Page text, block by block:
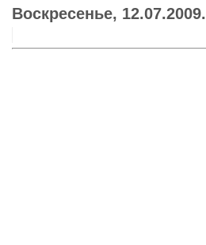
Воскресенье, 12.07.2009.